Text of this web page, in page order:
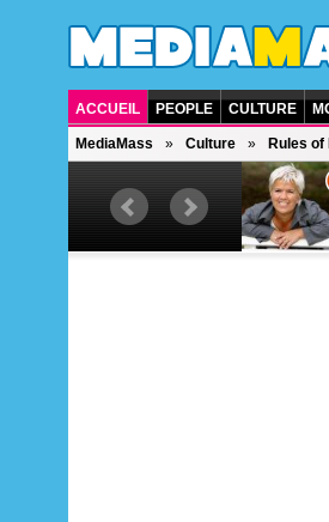
ACCUEIL PEOPLE CULTURE
MediaMass Culture Rules of
chanteuse québécoise